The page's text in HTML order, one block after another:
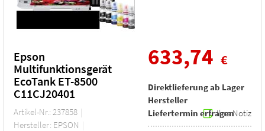
Epson
Multifunktionsgerät
EcoTank ET-8500
C11CJ20401
Artikel-Nr.: 237858
Hersteller: EPSON
633,74 €
Direktlieferung ab Lager
Hersteller
Liefertermin erfragenIhre Notiz